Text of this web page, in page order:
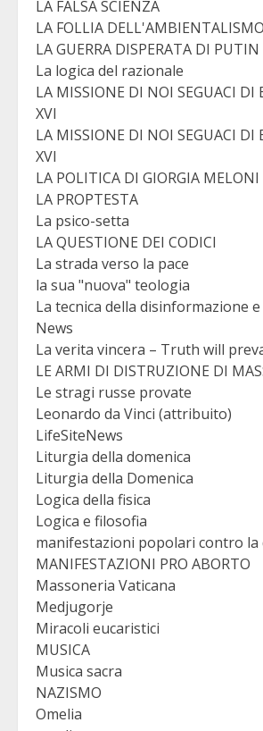
LA FALSA SCIENZA
LA FOLLIA
LA GUERRA DISPERATA DI PUTIN
La logica del razionale
LA MISSIONE DI NOI SEGUACI DI
XVI
LA MISSIONE DI NOI SEGUACI DI
XVI
LA POLITICA DI GIORGIA MELONI
LA PROPTESTA
La psico-setta
LA QUESTIONE DEI CODICI
La strada verso la pace
la sua "nuova" teologia
La tecnica della disinformazione e
News
La verita vincera – Truth will
LE ARMI DI DISTRUZIONE DI
Le stragi russe provate
Leonardo da Vinci (attribuito)
LifeSiteNews
Liturgia della domenica
Liturgia della Domenica
Logica della fisica
Logica e filosofia
manifestazioni popolari contro
MANIFESTAZIONI PRO ABORTO
Massoneria Vaticana
Medjugorje
Miracoli eucaristici
MUSICA
Musica sacra
NAZISMO
Omelia